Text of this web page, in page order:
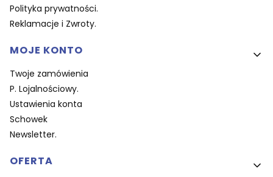
Polityka prywatności.
Reklamacje i Zwroty.
MOJE KONTO
Twoje zamówienia
P. Lojalnościowy.
Ustawienia konta
Schowek
Newsletter.
OFERTA